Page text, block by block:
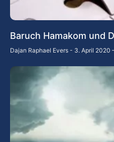
Baruch Hamakom und
Dajan Raphael Evers 3. April 2020